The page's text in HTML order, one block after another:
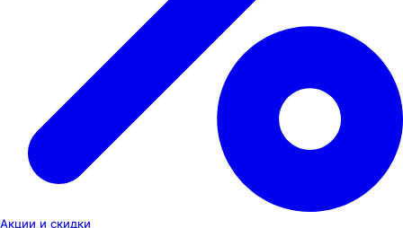
Акции и скидки